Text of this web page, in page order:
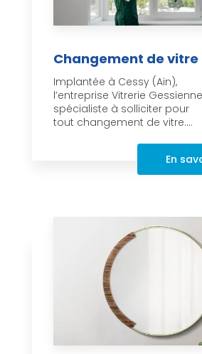
Changement de vitre
Implantée à Cessy (Ain),
l’entreprise Vitrerie
spécialiste à solliciter pour
tout changement de vitre....
En